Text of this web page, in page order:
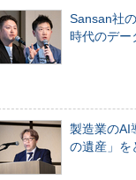
Sansan社
時代のデー
製造業のAI
の遺産」を